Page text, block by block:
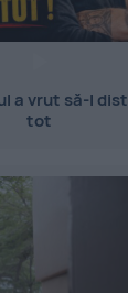
a vrut să-l
tot